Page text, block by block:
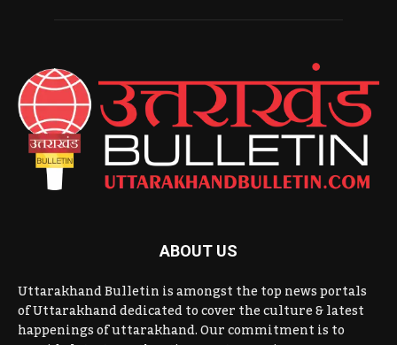
ABOUT US
Uttarakhand Bulletin is amongst the top news portals
of Uttarakhand dedicated to cover the culture & latest
happenings of uttarakhand. Our commitment is to